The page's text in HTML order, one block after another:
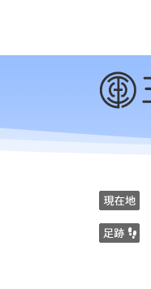
の
す。
ー
し